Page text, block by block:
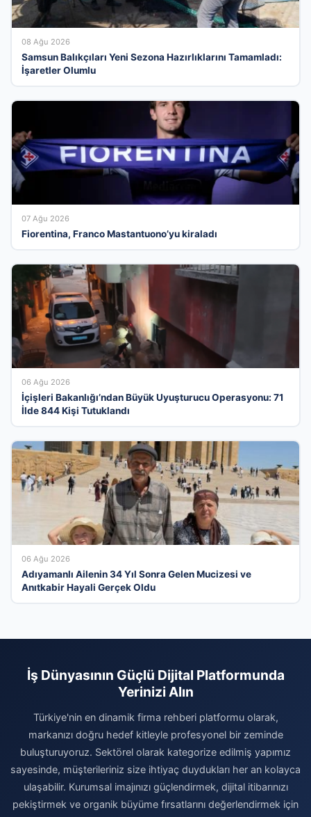
08 Ağu 2026
Samsun Balıkçıları Yeni Sezona Hazırlıklarını Tamamladı:
İşaretler Olumlu
07 Ağu 2026
Fiorentina, Franco Mastantuono’yu kiraladı
06 Ağu 2026
İçişleri Bakanlığı’ndan Büyük Uyuşturucu Operasyonu: 71
İlde 844 Kişi Tutuklandı
06 Ağu 2026
Adıyamanlı Ailenin 34 Yıl Sonra Gelen Mucizesi ve
Anıtkabir Hayali Gerçek Oldu
İş Dünyasının Güçlü Dijital Platformunda
Yerinizi Alın
Türkiye'nin en dinamik firma rehberi platformu olarak,
markanızı doğru hedef kitleyle profesyonel bir zeminde
buluşturuyoruz. Sektörel olarak kategorize edilmiş yapımız
sayesinde, müşterileriniz size ihtiyaç duydukları her an kolayca
ulaşabilir. Kurumsal imajınızı güçlendirmek, dijital itibarınızı
pekiştirmek ve organik büyüme fırsatlarını değerlendirmek için